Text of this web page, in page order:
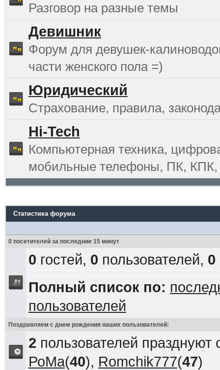
Разговор на разные темы
Девишник
Форум для девушек-
части женского пола =)
Юридический
Страхование, правила,
Hi-Tech
Компьютерная техника,
мобильные телефоны, ПК, КПК,
Статистика форума
0 посетителей за последние 15 минут
0 гостей, 0 пользователей, 0
Полный список по:
пользователей
Поздравляем с днем рождения наших пользователей:
2 пользователей
РоМа(40), Romchik777(47)